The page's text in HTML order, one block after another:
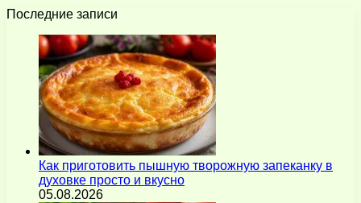
Последние записи
Как приготовить пышную творожную запеканку в
духовке просто и вкусно
05.08.2026